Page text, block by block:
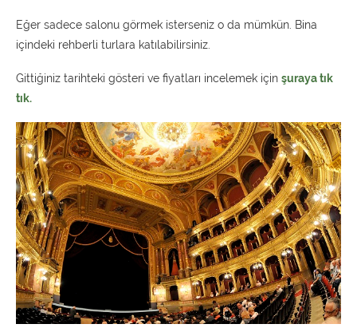
Eğer sadece salonu görmek isterseniz o da mümkün. Bina
içindeki rehberli turlara katılabilirsiniz.
Gittiğiniz tarihteki gösteri ve fiyatları incelemek için şuraya tık
tık.